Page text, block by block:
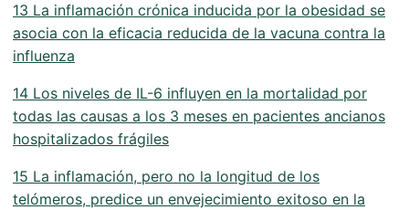
13 La inflamación crónica inducida por la obesidad se
asocia con la eficacia reducida de la vacuna contra la
influenza
14 Los niveles de IL-6 influyen en la mortalidad por
todas las causas a los 3 meses en pacientes ancianos
hospitalizados frágiles
15 La inflamación, pero no la longitud de los
telómeros, predice un envejecimiento exitoso en la